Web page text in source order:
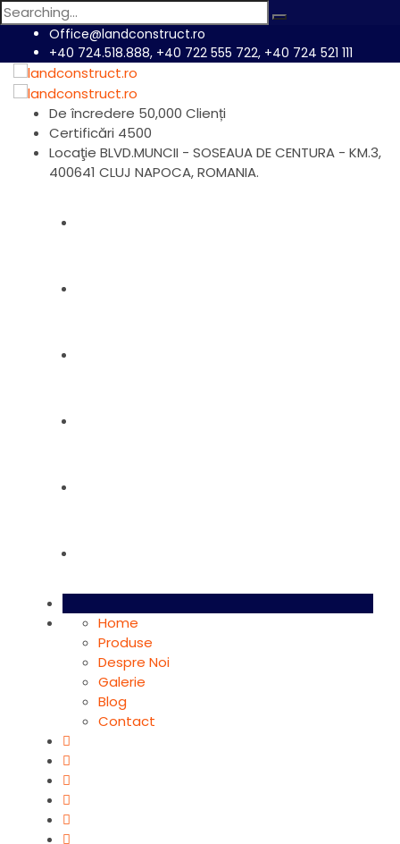
Search
for:
Office@landconstruct.ro
+40 724.518.888, +40 722 555 722, +40 724 521 111
De încredere 50,000 Clienți
Certificări 4500
Locaţie BLVD.MUNCII - SOSEAUA DE CENTURA - KM.3,
400641 CLUJ NAPOCA, ROMANIA.
Home
Produse
Despre Noi
Galerie
Blog
Contact